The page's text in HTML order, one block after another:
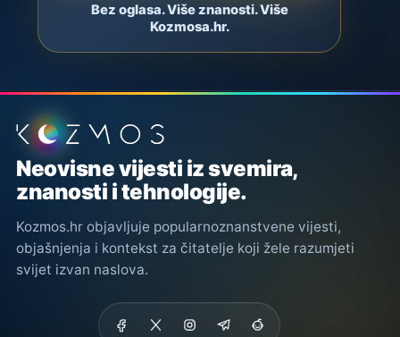
Bez oglasa. Više znanosti. Više
Kozmosa.hr.
Podnožje stranice
Neovisne vijesti iz svemira,
znanosti i tehnologije.
Kozmos.hr objavljuje popularnoznanstvene vijesti,
objašnjenja i kontekst za čitatelje koji žele razumjeti
svijet izvan naslova.